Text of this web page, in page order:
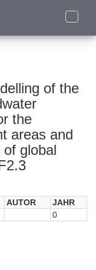
Toggle
of the
the
areas and
global
AUTOR
JAHR
0